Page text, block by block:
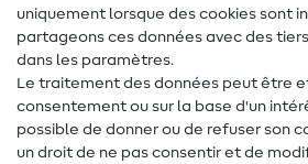
Contact
Changement de propriétaire
FAQ
Droit de rétractation
uniquement lorsque des cookies sont
partageons ces données avec des
dans les paramètres.
Le traitement des données peut être
consentement ou sur la base d'un
possible de donner ou de refuser son
un droit de ne pas consentir et de